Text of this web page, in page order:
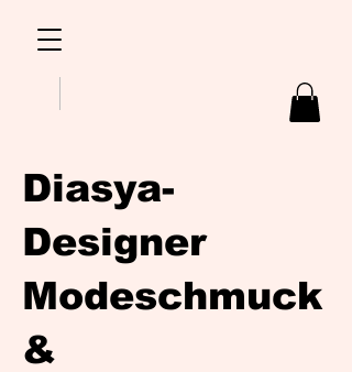
Diasya-
Designer
Modeschmuck
&